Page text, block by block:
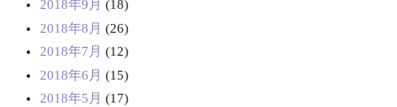
2018年9月 (18)
2018年8月 (26)
2018年7月 (12)
2018年6月 (15)
2018年5月 (17)